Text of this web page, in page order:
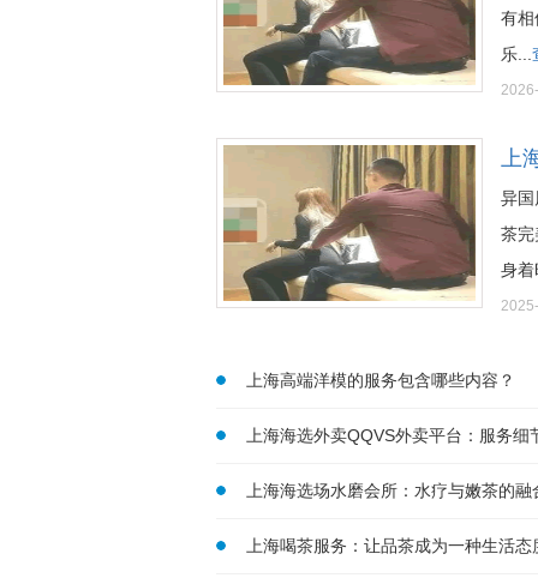
有相
乐...
上
异国
茶完
身
上海高端洋模的服务包含哪些内容？
上海海选外卖QQVS外卖平台：服务细
上海海选场水磨会所：水疗与嫩茶的
上海喝茶服务：让品茶成为一种生活态